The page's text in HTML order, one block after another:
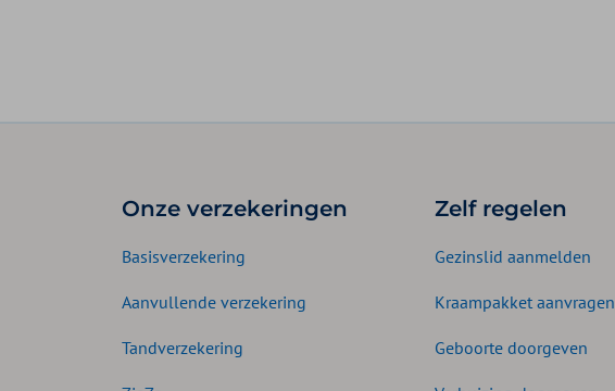
Onze verzekeringen
Basisverzekering
Aanvullende verzekering
Tandverzekering
Zelf regelen
Gezinslid aanmelden
Kraampakket aanvragen
Geboorte doorgeven